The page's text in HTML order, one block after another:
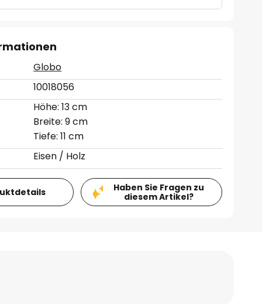
Globo
10018056
Höhe: 13 cm
Breite: 9 cm
Tiefe: 11 cm
Eisen / Holz
Haben Sie Fragen zu
diesem Artikel?